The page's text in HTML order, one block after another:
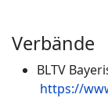
Verbände
BLTV
https://